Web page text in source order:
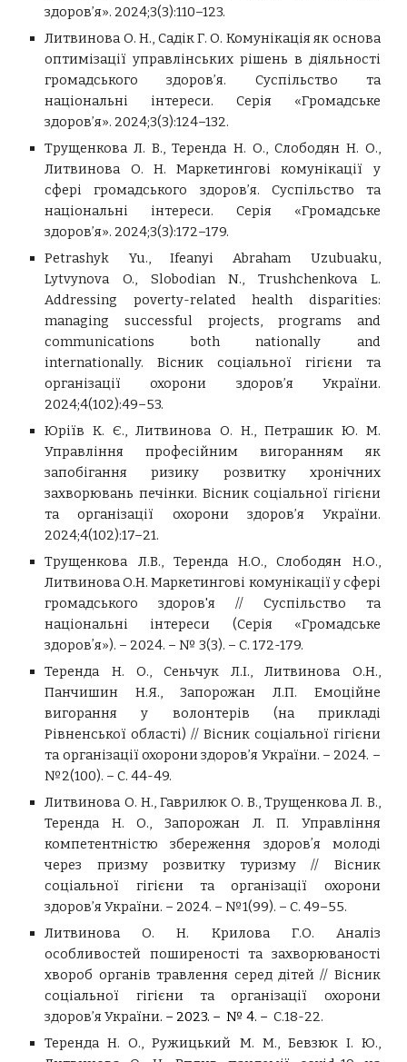
здоров’я». 2024;3(3):110–123.
Литвинова О. Н., Садік Г. О. Комунікація як основа
оптимізації управлінських рішень в діяльності
громадського здоров’я. Суспільство та
національні інтереси. Серія «Громадське
здоров’я». 2024;3(3):124–132.
Трущенкова Л. В., Теренда Н. О., Слободян Н. О.,
Литвинова О. Н. Маркетингові комунікації у
сфері громадського здоров’я. Суспільство та
національні інтереси. Серія «Громадське
здоров’я». 2024;3(3):172–179.
Petrashyk Yu., Ifeanyi Abraham Uzubuaku,
Lytvynova O., Slobodian N., Trushchenkova L.
Addressing poverty-related health disparities:
managing successful projects, programs and
communications both nationally and
internationally. Вісник соціальної гігієни та
організації охорони здоров’я України.
2024;4(102):49–53.
Юріїв К. Є., Литвинова О. Н., Петрашик Ю. М.
Управління професійним вигоранням як
запобігання ризику розвитку хронічних
захворювань печінки. Вісник соціальної гігієни
та організації охорони здоров’я України.
2024;4(102):17–21.
Трущенкова Л.В., Теренда Н.О., Слободян Н.О.,
Литвинова О.Н. Маркетингові комунікації у сфері
громадського здоров'я // Суспільство та
національні інтереси (Серія «Громадське
здоровʼя»). – 2024. – № 3(3). – С. 172-179.
Теренда Н. О., Сеньчук Л.І., Литвинова О.Н.,
Панчишин Н.Я., Запорожан Л.П. Емоційне
вигорання у волонтерів (на прикладі
Рівненської області) // Вісник соціальної гігієни
та організації охорони здоров’я України. – 2024. –
№2(100). – С. 44-49.
Литвинова О. Н., Гаврилюк О. В., Трущенкова Л. В.,
Теренда Н. О., Запорожан Л. П. Управління
компетентністю збереження здоровʼя молоді
через призму розвитку туризму // Вісник
соціальної гігієни та організації охорони
здоров’я України. – 2024. – №1(99). – С. 49–55.
Литвинова О. Н. Крилова Г.О. Аналіз
особливостей поширеності та захворюваності
хвороб органів травлення серед дітей // Вісник
соціальної гігієни та організації охорони
здоров’я України. – 2023. – № 4. –С.18-22.
Теренда Н. О., Ружицький М. М., Бевзюк І. Ю.,